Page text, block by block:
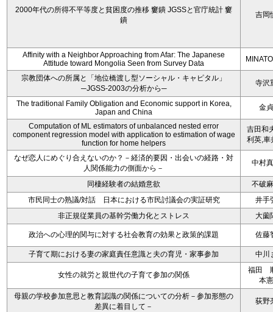
2000年代の所得不平等度と貧困度の推移 窶鐀 JGSSと官庁統計 窶
鐀
吉岡
Affinity with a Neighbor Approaching from Afar: The Japanese
Attitude toward Mongolia Seen from Survey Data
宗教団体への所属と「地位橋渡し型ソーシャル・キャピタル」
─JGSS-2003の分析から─
寺沢
The traditional Family Obligation and Economic support in Korea,
Japan and China
金
Computation of ML estimators of unbalanced nested error
component regression model with application to estimation of wage
function for home helpers
吉田和
利英,車
なぜ恋人にめぐり合えないのか？－経済的要因・出会いの経路・対
人関係能力の側面から－
中村
同棲経験者の結婚意欲
不破
市民同士の熟議/対話 日本における市民討議会の実証研究
井手
非正規従業員の基幹労働力化とストレス
大薗
政治への心理的関与に対する社会教育の効果と政策的課題 佐藤
子育て期における妻の家庭責任意識と夫の育児・家事参加 中川
女性の就労と親世代の子育て参加の関係
福田
本
母親の学校参加意思と教育認識の関係についての分析－参加形態の
差異に着目して－
荻野